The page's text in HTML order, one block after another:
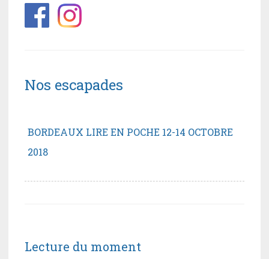
Nos escapades
BORDEAUX LIRE EN POCHE 12-14 OCTOBRE
2018
Lecture du moment